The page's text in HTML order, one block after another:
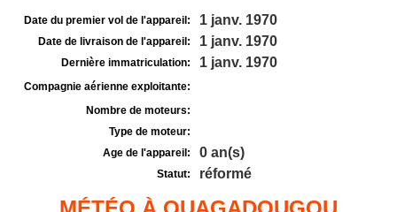
Date du premier vol de l'appareil: 1 janv. 1970
Date de livraison de l'appareil: 1 janv. 1970
Dernière immatriculation: 1 janv. 1970
Compagnie aérienne exploitante:
Nombre de moteurs:
Type de moteur:
Age de l'appareil:
0 an(s)
Statut: réformé